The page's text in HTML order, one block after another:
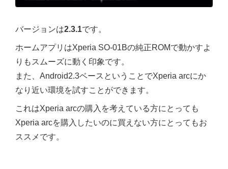
バージョンは2.3.1です。
ホームアプリはXperia SO-01Bの純正ROMで動かすよ
りもスムーズに動く印象です。
また、Android2.3ベースということでXperia arcにか
なり近い環境を試すことができます。
これはXperia arcの購入を考えている方にとっても
Xperia arcを購入したいのに買えない方にとってもお
ススメです。